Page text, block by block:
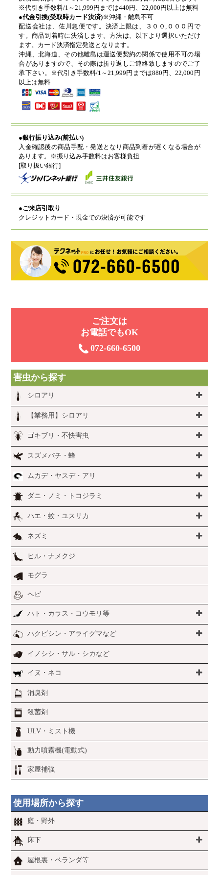
※代引き手数料/1～21,999円までは440円、22,000円以上は無料
●代金引換(受取時カード決済)※沖縄・離島不可
配送会社は、佐川急便です。決済上限は、３００,０００円で
す。商品到着時に決済します。方法は、以下より選択いただけ
ます。カード決済指定発送となります。
沖縄、北海道、その他離島は運送便契約の関係で使用不可の場
合がありますので、その際は折り返しご連絡致しますのでご了
承下さい。※代引き手数料/1～21,999円までは880円、22,000円
以上は無料
●銀行振り込み(前払い)
入金確認後の商品手配・発送となり商品到着が遅くなる場合が
あります。※振り込み手数料はお客様負担
[取り扱い銀行]
●ご来店引取り
クレジットカード・現金での決済が可能です
ご注⽂は
お電話でもOK
072-660-6500
害虫から探す
シロアリ
【業務用】シロアリ
ゴキブリ・不快害虫
スズメバチ・蜂
ムカデ・ヤスデ・アリ
ダニ・ノミ・トコジラミ
ハエ・蚊・ユスリカ
ネズミ
ヒル・ナメクジ
モグラ
ヘビ
ハト・カラス・コウモリ等
ハクビシン・アライグマなど
イノシシ・サル・シカなど
イヌ・ネコ
消臭剤
殺菌剤
ULV・ミスト機
動力噴霧機(電動式)
家屋補強
使用場所から探す
庭・野外
床下
屋根裏・ベランダ等